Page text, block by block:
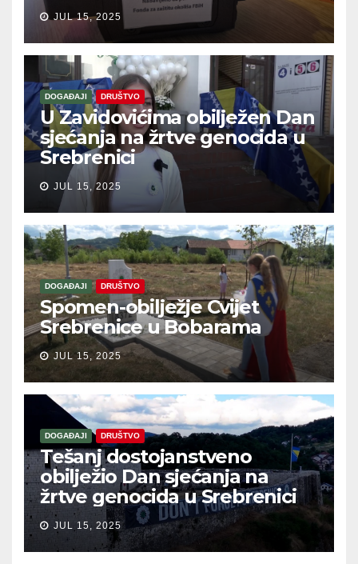
JUL 15, 2025
DOGAĐAJI DRUŠTVO
U Zavidovićima obilježen Dan
sjećanja na žrtve genocida u
Srebrenici
JUL 15, 2025
DOGAĐAJI DRUŠTVO
Spomen-obilježje Cvijet
Srebrenice u Bobarama
JUL 15, 2025
DOGAĐAJI DRUŠTVO
Tešanj dostojanstveno
obilježio Dan sjećanja na
žrtve genocida u Srebrenici
JUL 15, 2025